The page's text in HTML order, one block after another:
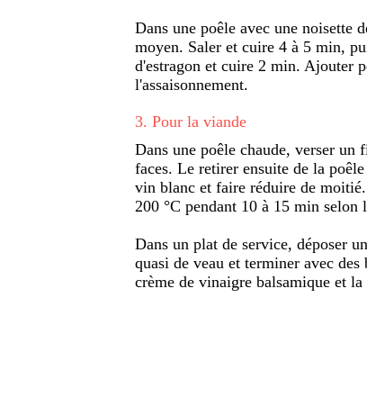
Dans une poêle avec une noisette
moyen. Saler et cuire 4 à 5 min,
d'estragon et cuire 2 min. Ajouter
l'assaisonnement.
3. Pour la viande
Dans une poêle chaude, verser
faces. Le retirer ensuite de la
vin blanc et faire réduire de
200 °C pendant 10 à 15 min selon
Dans un plat de service, déposer
quasi de veau et terminer avec
crème de vinaigre balsamique et la